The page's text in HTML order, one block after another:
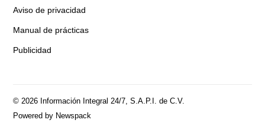
Aviso de privacidad
Manual de prácticas
Publicidad
© 2026 Información Integral 24/7, S.A.P.I. de C.V.
Powered by Newspack